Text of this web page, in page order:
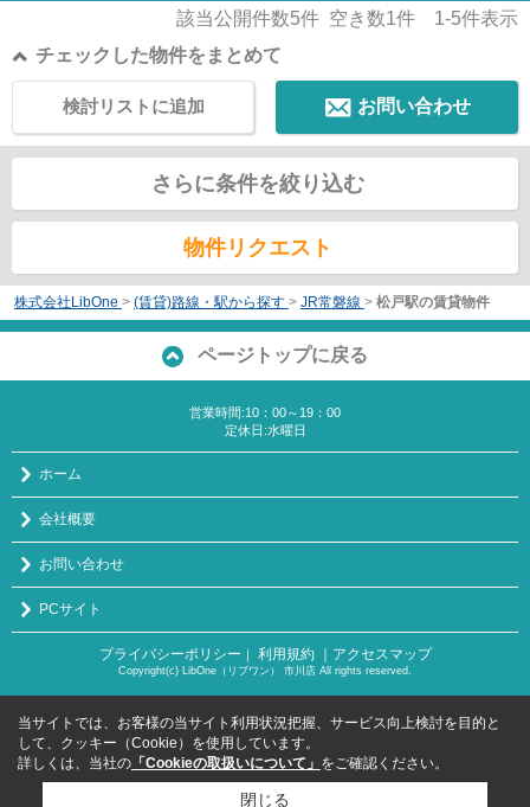
該当公開件数5件 空き数1件 1-5件表示
チェックした物件をまとめて
お問い合わせ
検討リストに追加
さらに条件を絞り込む
物件リクエスト
株式会社LibOne > (賃貸)路線・駅から探す > JR常磐線 > 松戸駅の賃貸物件
ページトップに戻る
営業時間:10：00～19：00
定休日:水曜日
ホーム
会社概要
お問い合わせ
PCサイト
プライバシーポリシー ｜ 利用規約 ｜アクセスマップ
Copyright(c) LibOne（リブワン） 市川店 All rights reserved.
当サイトでは、お客様の当サイト利用状況把握、サービス向上検討を目的と
して、クッキー（Cookie）を使用しています。
詳しくは、当社の 「Cookieの取扱いについて」 をご確認ください。
閉じる